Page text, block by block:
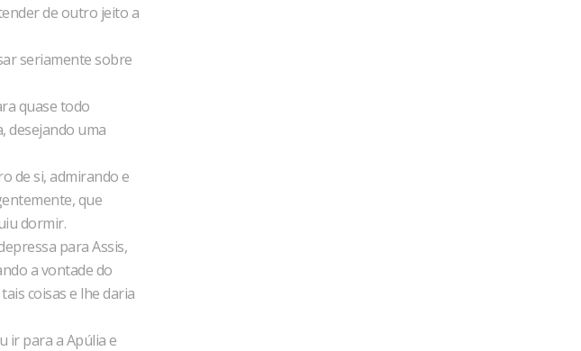
de outro jeito a
seriamente sobre
quase todo
desejando uma
de si, admirando e
que
dormir.
para Assis,
a vontade do
coisas e lhe daria
ir para a Apúlia e